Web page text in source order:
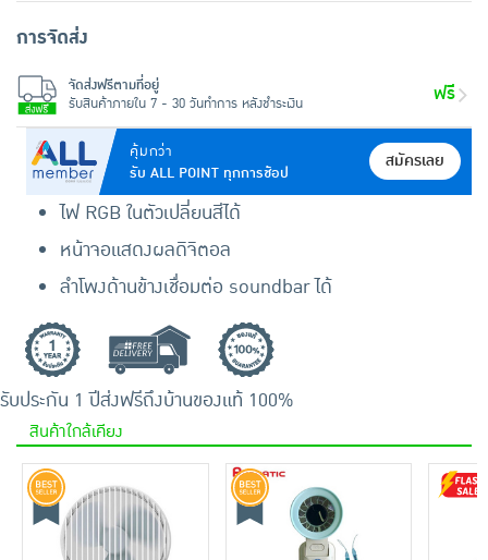
คุ้มกว่า
รับ ALL POINT ทุกการช้อป
สมัครเลย
ไฟ RGB ในตัวเปลี่ยนสีได้
หน้าจอแสดงผลดิจิตอล
ลำโพงด้านข้างเชื่อมต่อ soundbar ได้
การจัดส่ง
จัดส่งฟรีตามที่อยู่
รับสินค้าภายใน 7 - 30 วันทำการ หลังชำระเงิน
ฟรี
รับประกัน 1 ปีส่งฟรีถึงบ้านของแท้ 100%
สินค้าใกล้เคียง